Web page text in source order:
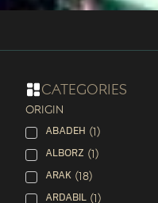
categories
ORIGIN
ABADEH (1)
ALBORZ (1)
ARAK (18)
ARDABIL (1)